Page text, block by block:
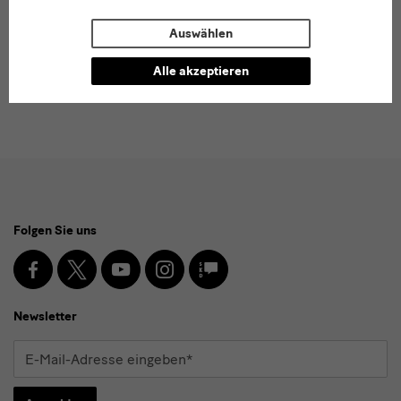
#TagderProvenienzforschung.Auswählen
Alle akzeptieren
Media
und
Newsletter
Folgen Sie uns
Facebook
X YoutubeInstagramSKD
Blog
Newsletter
E-
Adresse